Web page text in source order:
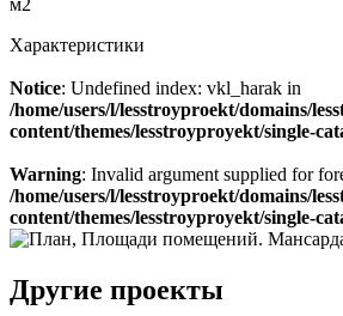
Характеристики
Notice: Undefined index: vkl_harak in
/home/users/l/lesstroyproekt/domains/
content/themes/lesstroyproyekt/single-
Warning: Invalid argument supplied for
/home/users/l/lesstroyproekt/domains/
content/themes/lesstroyproyekt/single-
Другие проекты